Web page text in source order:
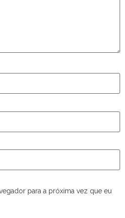
para a próxima vez que eu